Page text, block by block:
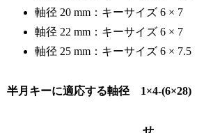
軸径 20 mm：キーサイズ 6 × 7
軸径 22 mm：キーサイズ 6 × 7
軸径 25 mm：キーサイズ 6 × 7.5
半月キーに適応する軸径 1×4-(6×28)
せ